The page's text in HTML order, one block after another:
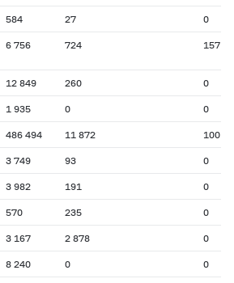
584 27 0
6 756 724 157
12 849 260 0
1 935 0 0
486 494 11 872 100
3 749 93 0
3 982 191 0
570 235 0
3 167 2 878 0
8 240 0 0